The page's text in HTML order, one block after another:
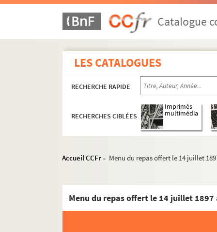
Catalogue
LES CATALOGUES
RECHERCHE RAPIDE
RECHERCHES CIBLÉES
Imprimés
multimédia
Accueil CCFr > Menu du repas offert le 14 juillet
Menu du repas offert le 14 juillet 1897